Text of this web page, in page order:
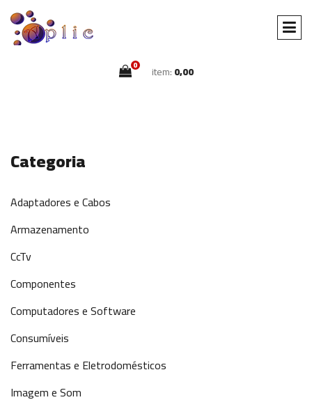
0 item:0,00
Categoria
Adaptadores e Cabos
Armazenamento
CcTv
Componentes
Computadores e Software
Consumíveis
Ferramentas e Eletrodomésticos
Imagem e Som